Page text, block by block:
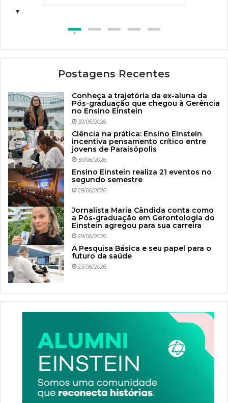
Postagens Recentes
Conheça a trajetória da ex-aluna da
Pós-graduação que chegou à Gerência
no Ensino Einstein
30/06/2026
Ciência na prática: Ensino Einstein
incentiva pensamento crítico entre
jovens de Paraisópolis
30/06/2026
Ensino Einstein realiza 21 eventos no
segundo semestre
29/06/2026
Jornalista Maria Cândida conta como
a Pós-graduação em Gerontologia do
Einstein agregou para sua carreira
29/06/2026
A Pesquisa Básica e seu papel para o
futuro da saúde
23/06/2026